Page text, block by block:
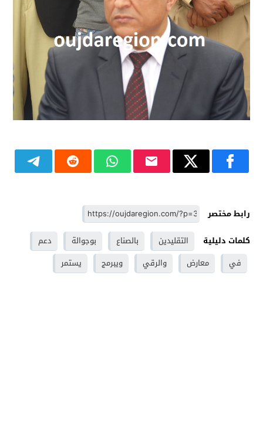
رابط مختصر
كلمات دليلية
التقليدين بالصناع بوجوالة
دعم
في
معارض والرقي ويبرمج يستمر